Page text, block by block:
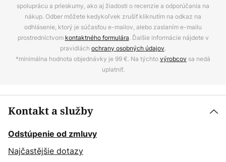
spoluprácu a prieskumy, ako aj žiadosti o recenzie a odporúčania na
nákup. Odber môžete kedykoľvek zrušiť kliknutím na odkaz na
odhlásenie, ktorý je súčasťou e-mailov, alebo zaslaním e-mailu
prostredníctvom kontaktného formulára. Ďalšie informácie nájdete v
pravidlách ochrany osobných údajov.
*minimálna hodnota objednávky je 99 €. Na týchtovýrobcov sa nedá
uplatniť.
Kontakt a služby
Odstúpenie od zmluvy
Najčastějšie dotazy